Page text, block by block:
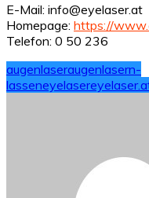
E-Mail: info@eyelaser.at
Homepage: https://
Telefon: 0 50 236
augenlaseraugenlasern-
lasseneyelaser